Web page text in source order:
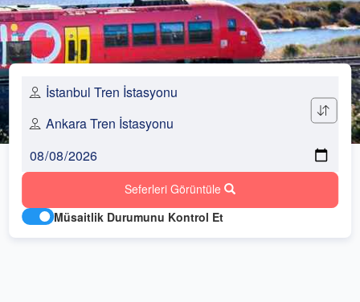
Seferleri Görüntüle
Müsaitlik Durumunu Kontrol Et